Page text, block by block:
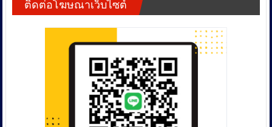
ความ
คืบ
การ
ดำเนิน
การ
คดี
The
อาหาร
โลก
ขาย
ความ
หวัง
รักษา
โรค
ติดต่อโฆษณาเว็บไซต์